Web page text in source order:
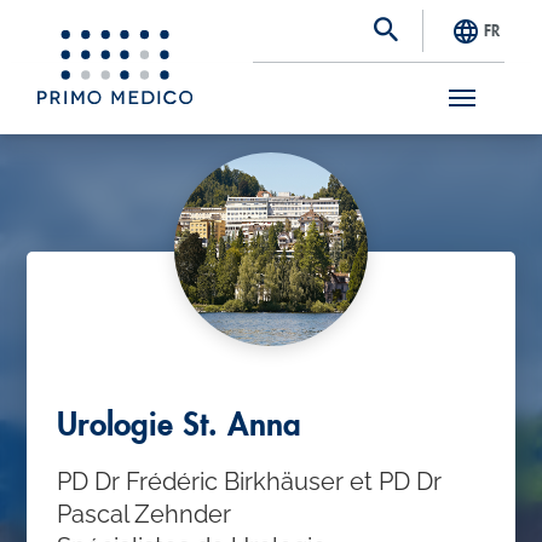
S
c
FR
Urologie St. Anna
PD Dr Frédéric Birkhäuser et PD Dr
Pascal Zehnder